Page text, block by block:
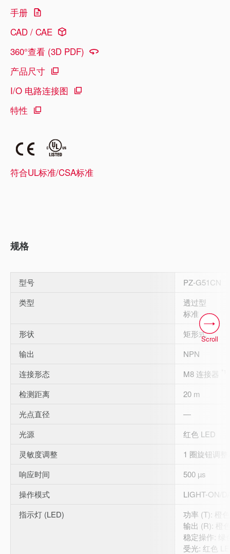
手册
CAD / CAE
360°查看 (3D PDF)
产品尺寸
I/O 电路连接图
特性
符合UL标准/CSA标准
规格
型号
PZ-G51CN
类型
透过型
标准
形状
矩形式
输出
NPN
连接形态
M8 连接器
检测距离
20 m
光点直径
―
光源
红色 LED
灵敏度调整
1 圈旋钮调整
响应时间
500 µs
操作模式
LIGHT-ON/
指示灯 (LED)
功率 (T): 橙
输出 (R): 橙
稳定操作: 绿
受光: 红色
Scroll